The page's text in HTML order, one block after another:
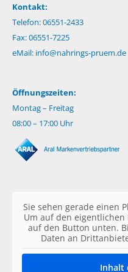
Kontakt:
Telefon: 06551-2433
Fax: 06551-7225
eMail: info@nahrings-pruem.de
Öffnungszeiten:
Montag – Freitag
08:00 – 17:00 Uhr
Sie sehen gerade einen
Um auf den
auf den Button unten.
Daten an
Inhalt